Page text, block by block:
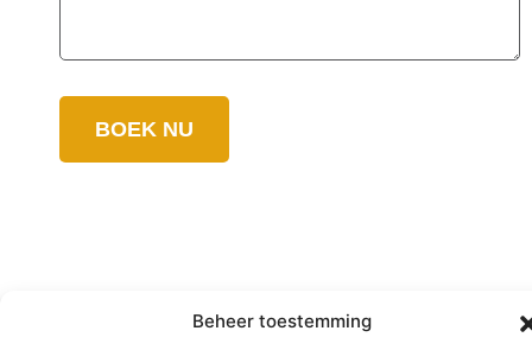
Beheer toestemming
BOEK NU
Taselaarstraat
010 742